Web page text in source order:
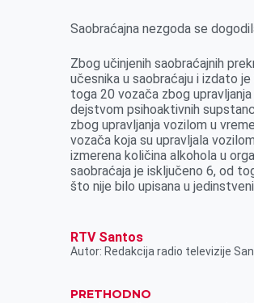
Saobraćajna nezgoda se
Zbog učinjenih saobraćajnih
učesnika u saobraćaju i izdato
toga 20 vozača zbog
dejstvom psihoaktivnih
zbog upravljanja vozilom u
vozača koja su upravljala
izmerena količina alkohola u
saobraćaja je isključeno 6, od
što nije bilo upisana u
RTV Santos
Autor: Redakcija radio televizije
PRETHODNO